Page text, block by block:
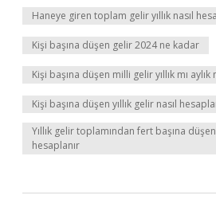
Haneye giren toplam gelir yıllık nasıl
Kişi başına düşen gelir 2024 ne kadar
Kişi başına düşen milli gelir yıllık mı aylık
Kişi başına düşen yıllık gelir nasıl
Yıllık gelir toplamından fert başına
hesaplanır